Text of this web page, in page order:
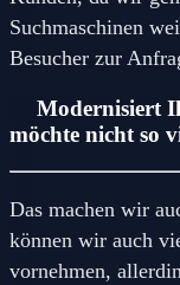
Suchmaschinen
Besucher zur
Modernisiert
möchte nicht so
Das machen wir
können wir auch
vornehmen,